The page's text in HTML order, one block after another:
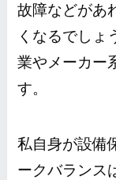
故障などがあ
くなるでしょ
業やメーカー
す。
私自身が設備
ークバランス